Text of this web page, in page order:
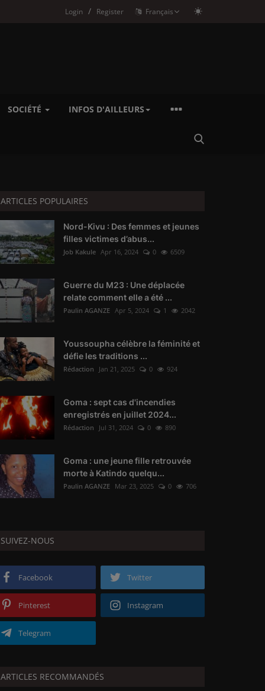
Login / Register Français
SOCIÉTÉ INFOS D'AILLEURS
ARTICLES POPULAIRES
Nord-Kivu : Des femmes et jeunes
filles victimes d’abus...
Job Kakule Apr 16, 2024 0 6509
Guerre du M23 : Une déplacée
relate comment elle a été ...
Paulin AGANZE Apr 5, 2024 1 2042
Youssoupha célèbre la féminité et
défie les traditions ...
Rédaction Jan 21, 2025 0 924
Goma : sept cas d'incendies
enregistrés en juillet 2024...
Rédaction Jul 31, 2024 0 890
Goma : une jeune fille retrouvée
morte à Katindo quelqu...
Paulin AGANZE Mar 23, 2025 0 706
SUIVEZ-NOUS
Facebook Twitter
Pinterest Instagram
Telegram
ARTICLES RECOMMANDÉS